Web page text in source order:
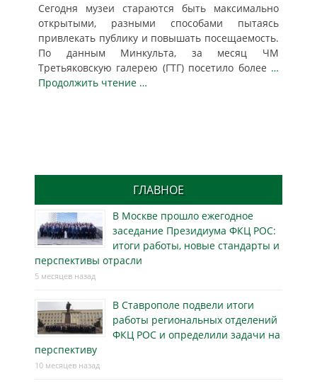
Сегодня музеи стараются быть максимально
открытыми, разными способами пытаясь
привлекать публику и повышать посещаемость.
По данным Минкульта, за месяц ЧМ
Третьяковскую галерею (ГТГ) посетило более …
Продолжить чтение …
ГЛАВНОЕ
В Москве прошло ежегодное
заседание Президиума ФКЦ РОС:
итоги работы, новые стандарты и
перспективы отрасли
5 месяцев назад
В Ставрополе подвели итоги
работы региональных отделений
ФКЦ РОС и определили задачи на
перспективу
10 месяцев назад